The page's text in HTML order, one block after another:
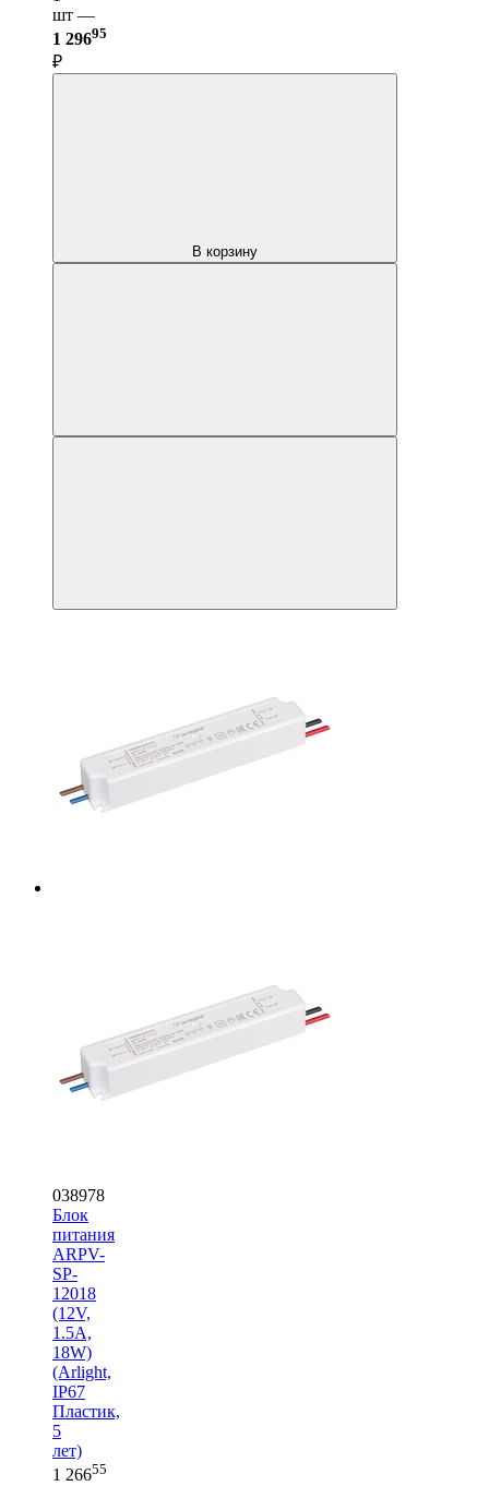
шт —
1 29695
₽
В корзину
038978
Блок
питания
ARPV-
SP-
12018
(12V,
1.5A,
18W)
(Arlight,
IP67
Пластик,
5
лет)
1 26655